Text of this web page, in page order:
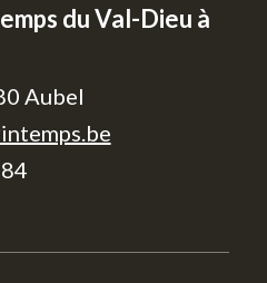
du Val-Dieu à
Aubel